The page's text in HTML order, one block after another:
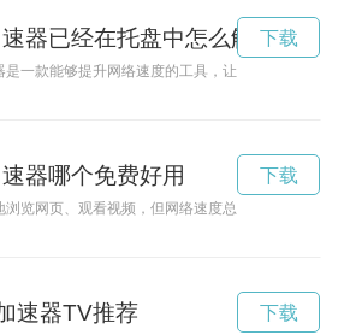
器已经在托盘中怎么解决
是一款能够提升网络速度的工具，让用户可以更快
下载
器哪个免费好用
浏览网页、观看视频，但网络速度总是让你苦恼？
下载
速器TV推荐 下载